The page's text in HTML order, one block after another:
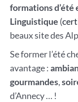
formations d’été
Linguistique (
beaux site des
Se former l’été
avantage :
gourmandes,
d’Annecy … !